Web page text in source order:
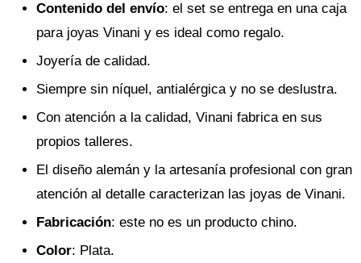
Contenido del envío: el set se entrega en una caja
para joyas Vinani y es ideal como regalo.
Joyería de calidad.
Siempre sin níquel, antialérgica y no se deslustra.
Con atención a la calidad, Vinani fabrica en sus
propios talleres.
El diseño alemán y la artesanía profesional con gran
atención al detalle caracterizan las joyas de Vinani.
Fabricación: este no es un producto chino.
Color: Plata.